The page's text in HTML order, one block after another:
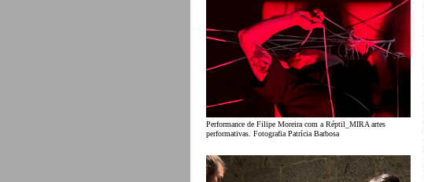
Performance de Filipe Moreira com a Réptil_MIRA artes
performativas. Fotografia Patrícia Barbosa